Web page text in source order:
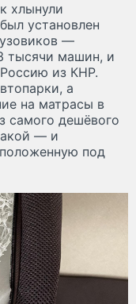
хлынули
установлен
—
тысячи машин, и
из КНР.
а
на матрасы в
самого дешёвого
— и
под